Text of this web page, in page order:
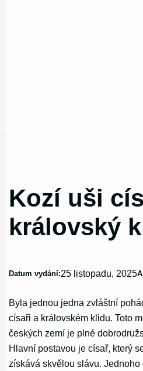
Kozí uši
královský
Datum vydání:25 listopadu, 2025
Byla jednou jedna zvláštní
císaři a královském klidu. Toto
českých zemí je plné
Hlavní postavou je císař, který
získává skvělou slávu. Jednoho